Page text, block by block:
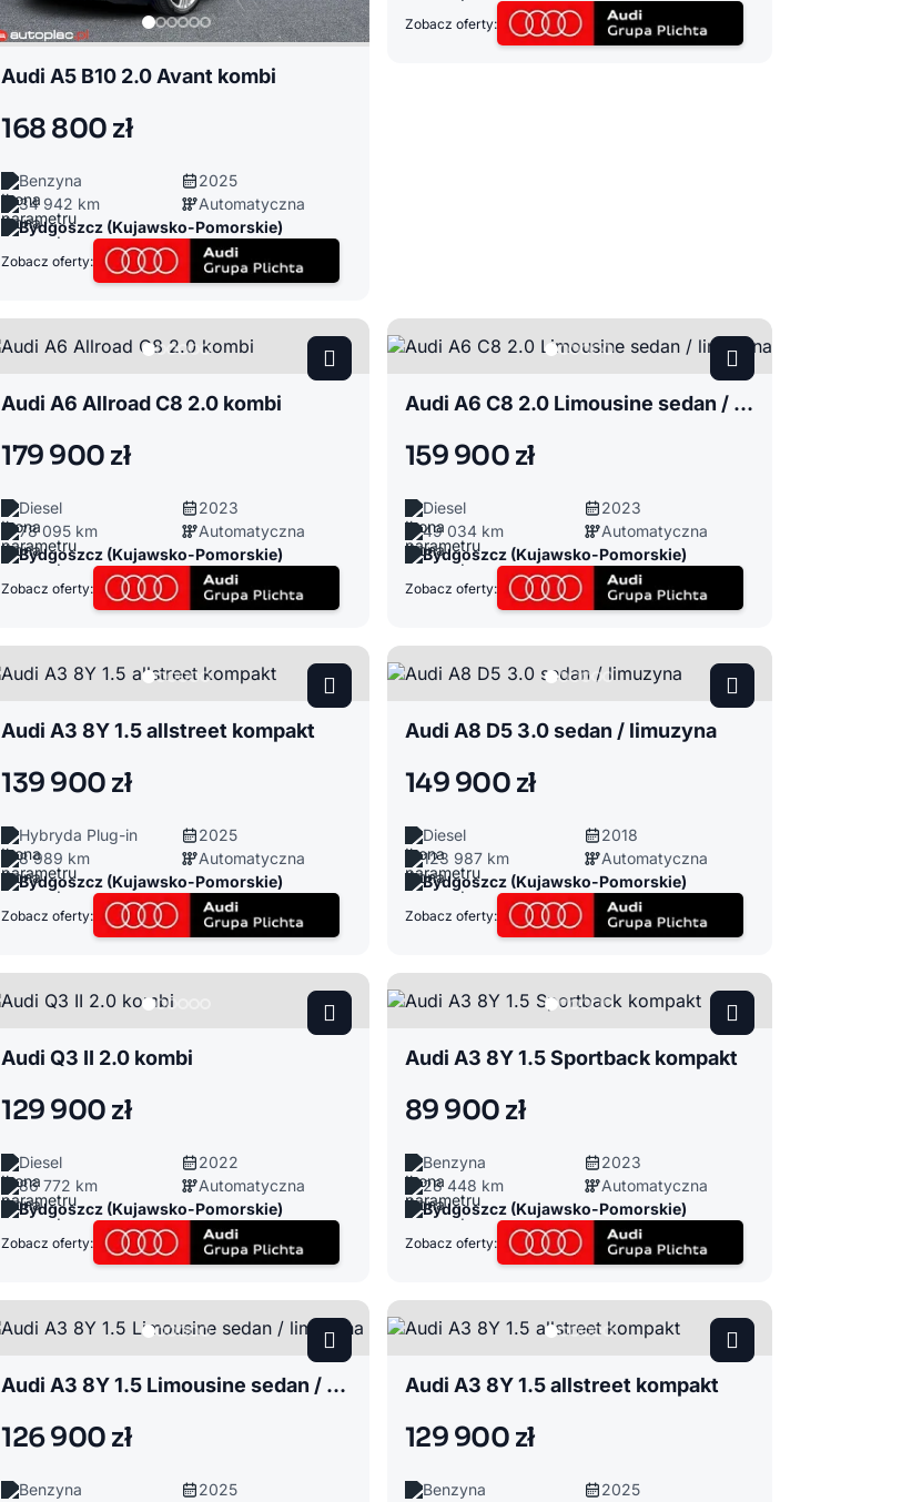
Audi A5 B10 2.0 Avant kombi
168 800 zł
Benzyna
2025
34 942 km
Automatyczna
Bydgoszcz (Kujawsko-Pomorskie)
Zobacz oferty:
Zobacz oferty:
Audi A6 Allroad C8 2.0 kombi
179 900 zł
Diesel
2023
78 095 km
Automatyczna
Bydgoszcz (Kujawsko-Pomorskie)
Zobacz oferty:
Audi A6 C8 2.0 Limousine sedan / limuzyna
159 900 zł
Diesel
2023
49 034 km
Automatyczna
Bydgoszcz (Kujawsko-Pomorskie)
Zobacz oferty:
Audi A3 8Y 1.5 allstreet kompakt
139 900 zł
Hybryda Plug-in
2025
8 989 km
Automatyczna
Bydgoszcz (Kujawsko-Pomorskie)
Zobacz oferty:
Audi A8 D5 3.0 sedan / limuzyna
149 900 zł
Diesel
2018
123 987 km
Automatyczna
Bydgoszcz (Kujawsko-Pomorskie)
Zobacz oferty:
Audi Q3 II 2.0 kombi
129 900 zł
Diesel
2022
86 772 km
Automatyczna
Bydgoszcz (Kujawsko-Pomorskie)
Zobacz oferty:
Audi A3 8Y 1.5 Sportback kompakt
89 900 zł
Benzyna
2023
28 448 km
Automatyczna
Bydgoszcz (Kujawsko-Pomorskie)
Zobacz oferty:
Audi A3 8Y 1.5 Limousine sedan / limuzyna
126 900 zł
Benzyna
2025
Audi A3 8Y 1.5 allstreet kompakt
129 900 zł
Benzyna
2025